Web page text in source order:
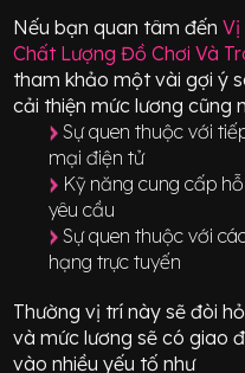
Nếu bạn quan tâm đến
Chất Lượng Đồ Chơi Và
tham khảo một vài gợi ý
cải thiện mức lương cũng
Sự quen thuộc với
mại điện tử
Kỹ năng cung cấp
yêu cầu
Sự quen thuộc với
hạng trực tuyến
Thường vị trí này sẽ đòi
và mức lương sẽ có giao
vào nhiều yếu tố như